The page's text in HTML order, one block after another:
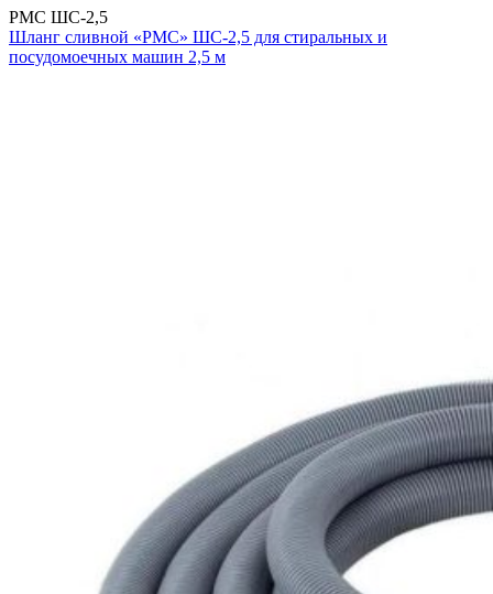
РМС ШС-2,5
Шланг сливной «РМС» ШС-2,5 для стиральных и
посудомоечных машин 2,5 м